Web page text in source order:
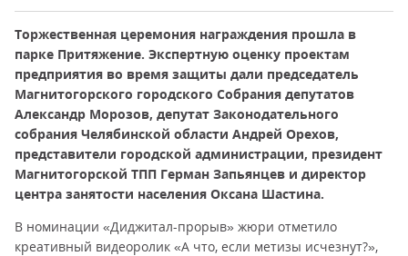
Торжественная церемония награждения прошла в
парке Притяжение. Экспертную оценку проектам
предприятия во время защиты дали председатель
Магнитогорского городского Собрания депутатов
Александр Морозов, депутат Законодательного
собрания Челябинской области Андрей Орехов,
представители городской администрации, президент
Магнитогорской ТПП Герман Запьянцев и директор
центра занятости населения Оксана Шастина.
В номинации «Диджитал-прорыв» жюри отметило
креативный видеоролик «А что, если метизы исчезнут?»,